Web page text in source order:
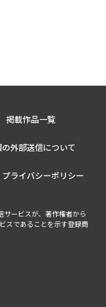
掲載作品一覧
外部送信について
プライバシーポリシー
サービスが、著作権者から
スであることを示す登録商